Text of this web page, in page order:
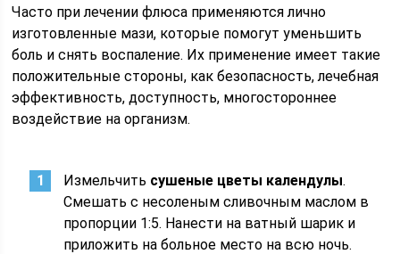
Часто при лечении флюса применяются лично
изготовленные мази, которые помогут уменьшить
боль и снять воспаление. Их применение имеет такие
положительные стороны, как безопасность, лечебная
эффективность, доступность, многостороннее
воздействие на организм.
Измельчить сушеные цветы календулы.
Смешать с несоленым сливочным маслом в
пропорции 1:5. Нанести на ватный шарик и
приложить на больное место на всю ночь.